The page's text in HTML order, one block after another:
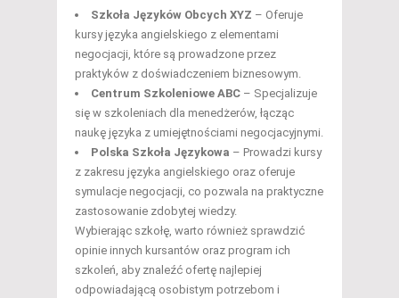
Szkoła Języków Obcych XYZ – Oferuje
kursy języka angielskiego z elementami
negocjacji, które są prowadzone przez
praktyków z doświadczeniem biznesowym.
Centrum Szkoleniowe ABC – Specjalizuje
się w szkoleniach dla menedżerów, łącząc
naukę języka z umiejętnościami negocjacyjnymi.
Polska Szkoła Językowa – Prowadzi kursy
z zakresu języka angielskiego oraz oferuje
symulacje negocjacji, co pozwala na praktyczne
zastosowanie zdobytej wiedzy.
Wybierając szkołę, warto również sprawdzić
opinie innych kursantów oraz program ich
szkoleń, aby znaleźć ofertę najlepiej
odpowiadającą osobistym potrzebom i